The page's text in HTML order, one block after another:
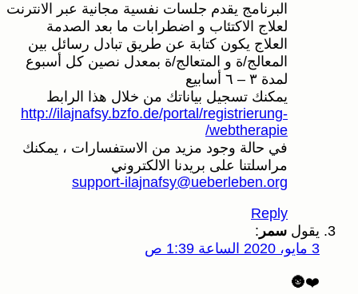
البرنامج يقدم جلسات نفسية مجانية عبر الانترنت
لعلاج الاكتئاب و اضطرابات ما بعد الصدمة
العلاج يكون كتابة عن طريق تبادل رسائل بين
المعالج/ة و المتعالج/ة بمعدل نصين كل أسبوع
لمدة ٣ – ٦ أسابيع
يمكنك تسجيل بياناتك من خلال هذا الرابط
http://ilajnafsy.bzfo.de/portal/registrierung-
webtherapie/
في حالة وجود مزيد من الاستفسارات ، يمكنك
مراسلتنا على بريدنا الالكتروني
support-ilajnafsy@ueberleben.org
Reply
يقول سمر :
3 مايو، 2020 الساعة 1:39 ص
❤️🌚